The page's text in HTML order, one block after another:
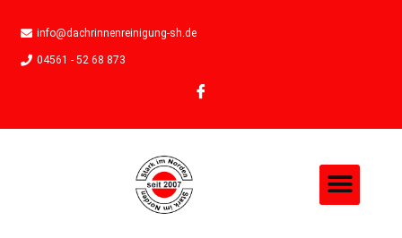
info@dachrinnenreinigung-sh.de
04561 - 52 68 873